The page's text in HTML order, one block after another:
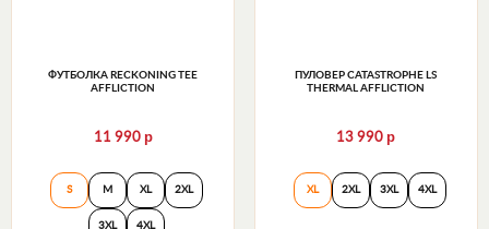
ФУТБОЛКА RECKONING TEE
AFFLICTION
11 990 р
Футболка Reckoning Tee Affliction
S M XL 2XL
3XL 4XL
ПУЛОВЕР CATASTROPHE LS
THERMAL AFFLICTION
13 990р
Пуловер
XL 2XL 3XL 4XL